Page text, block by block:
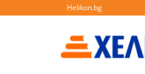
Helikon.bg